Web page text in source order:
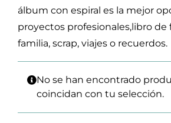
álbum con espiral es la mejor
proyectos profesionales,libro de
familia, scrap, viajes o recuerdos.
No se han encontrado
coincidan con tu selección.